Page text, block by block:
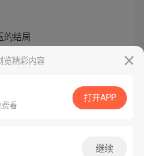
的结局
候
览精彩内容
看
打开APP
继续
：粤B2-20090059-5